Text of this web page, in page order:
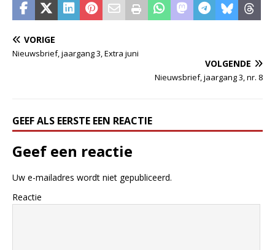
VORIGE
Nieuwsbrief, jaargang 3, Extra juni
VOLGENDE
Nieuwsbrief, jaargang 3, nr. 8
GEEF ALS EERSTE EEN REACTIE
Geef een reactie
Uw e-mailadres wordt niet gepubliceerd.
Reactie